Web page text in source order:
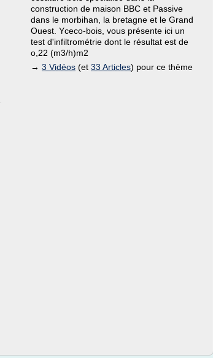
construction de maison BBC et Passive
dans le morbihan, la bretagne et le Grand
Ouest. Yceco-bois, vous présente ici un
test d'infiltrométrie dont le résultat est de
o,22 (m3/h)m2
→ 3 Vidéos (et 33 Articles) pour ce thème